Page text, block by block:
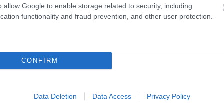
allow Google to enable storage related to security, including
functionality and fraud prevention, and other user protection.
CONFIRM
Data Deletion Data Access Privacy Policy
il23/09/2016 Vai al diario
camper
- 27/08/2016 (22 giorni)
- Inghilterra, Scozia